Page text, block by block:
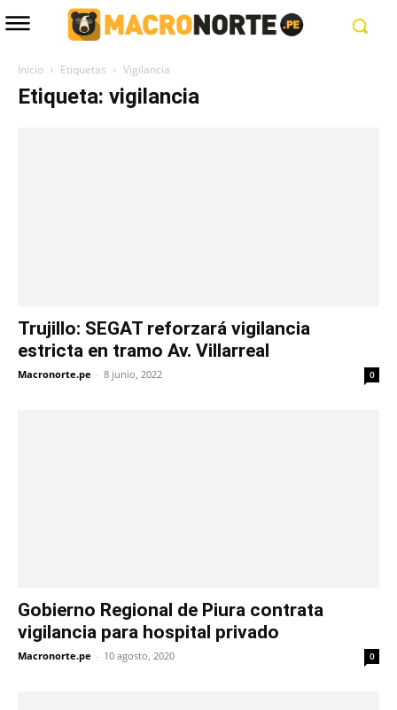
Inicio Etiquetas Vigilancia
Etiqueta: vigilancia
Trujillo: SEGAT reforzará vigilancia
estricta en tramo Av. Villarreal
Macronorte.pe - 8 junio, 2022 0
Gobierno Regional de Piura contrata
vigilancia para hospital privado
Macronorte.pe - 10 agosto, 2020 0